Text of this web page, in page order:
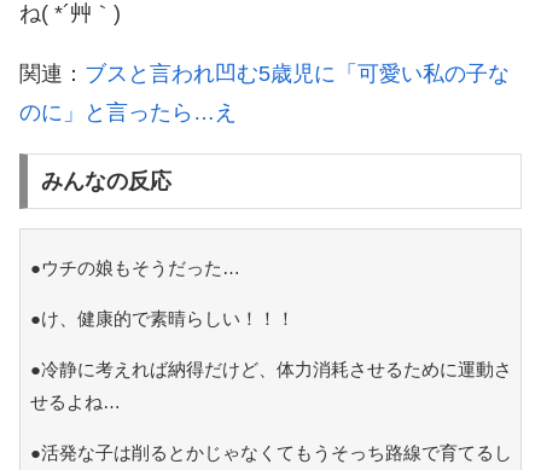
ね( *´艸｀)
関連： ブスと言われ凹む5歳児に「可愛い私の子な
のに」と言ったら…え
みんなの反応
●ウチの娘もそうだった…
●け、健康的で素晴らしい！！！
●冷静に考えれば納得だけど、体力消耗させるために運動さ
せるよね…
●活発な子は削るとかじゃなくてもうそっち路線で育てるし